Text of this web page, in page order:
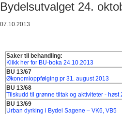
Bydelsutvalget 24.
07.10.2013
Saker til behandling:
Klikk her for BU-boka 24.10.2013
BU 13/67
Økonomioppfølging pr 31. august 2013
BU 13/68
Tilskudd til grønne tiltak og aktiviteter - høst
BU 13/69
Urban dyrking i Bydel Sagene – VK6, VB5